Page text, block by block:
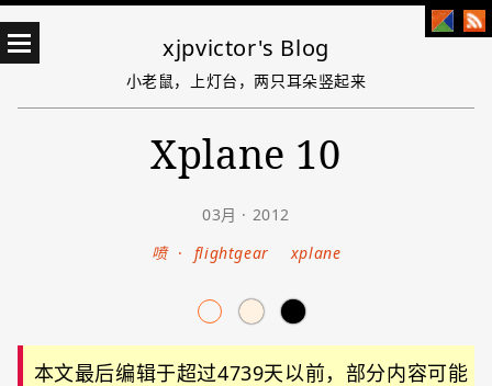
xjpvictor's Blog
小老鼠，上灯台，两只耳朵竖起来
Xplane 10
03月 · 2012
喷 · flightgear xplane
本文最后编辑于超过4739天以前，部分内容可能